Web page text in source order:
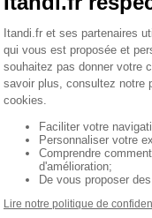
accidents, comme
Incidents
également survenir.
à ces risques, la
RC Pro